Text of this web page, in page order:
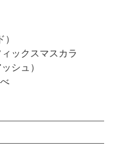
ックスマスカラ
シュ）